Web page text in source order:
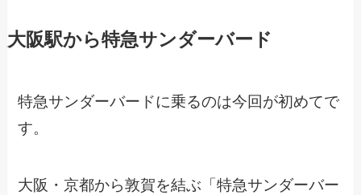
大阪駅から特急サンダーバード
特急サンダーバードに乗るのは今回が初めてで
す。
大阪・京都から敦賀を結ぶ「特急サンダーバー